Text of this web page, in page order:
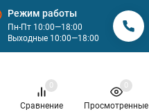
Режим работы
Пн-Пт 10:00—18:00
Выходные 10:00—18:00
Сравнение
0
Просмотренные
0